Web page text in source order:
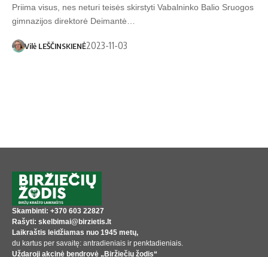
Priima visus, nes neturi teisės skirstyti Vabalninko Balio Sruogos
gimnazijos direktorė Deimantė…
Vilė LEŠČINSKIENĖ2023-11-03
Skambinti: +370 603 22827
Rašyti: skelbimai@birzietis.lt
Laikraštis leidžiamas nuo 1945 metų,
du kartus per savaitę: antradieniais ir penktadieniais.
Uždaroji akcinė bendrovė „Biržiečių žodis“